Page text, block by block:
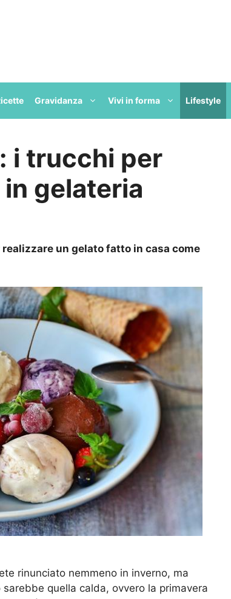
Gravidanza Vivi in forma Lifestyle
i trucchi per
gelateria
un gelato fatto in casa come
rinunciato nemmeno in inverno, ma
quella calda, ovvero la primavera